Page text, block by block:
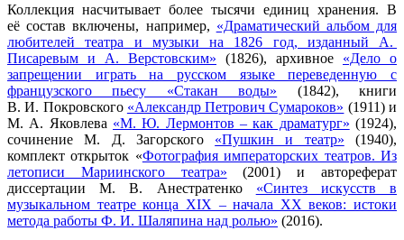
Коллекция насчитывает более тысячи единиц хранения. В
её состав включены, например, «Драматический альбом для
любителей театра и музыки на 1826 год, изданный А.
Писаревым и А. Верстовским» (1826), архивное «Дело о
запрещении играть на русском языке переведенную с
французского пьесу «Стакан воды» (1842), книги
В. И. Покровского «Александр Петрович Сумароков» (1911) и
М. А. Яковлева «М. Ю. Лермонтов – как драматург» (1924),
сочинение М. Д. Загорского «Пушкин и театр» (1940),
комплект открыток «Фотография императорских театров. Из
летописи Мариинского театра» (2001) и автореферат
диссертации М. В. Анестратенко «Синтез искусств в
музыкальном театре конца XIX – начала XX веков: истоки
метода работы Ф. И. Шаляпина над ролью» (2016).